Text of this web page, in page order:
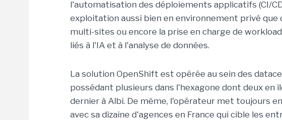
l'automatisation des déploiements applicatifs (CI/
exploitation aussi bien en environnement privé
multi-sites ou encore la prise en charge de
liés à l'IA et à l'analyse de données.
La solution OpenShift est opérée au sein des
possédant plusieurs dans l'hexagone dont deux en
dernier à Albi. De même, l'opérateur met toujours
avec sa dizaine d'agences en France qui cible les